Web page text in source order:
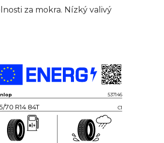
za mokra. Nízký valivý
537146
70 R14 84T C1